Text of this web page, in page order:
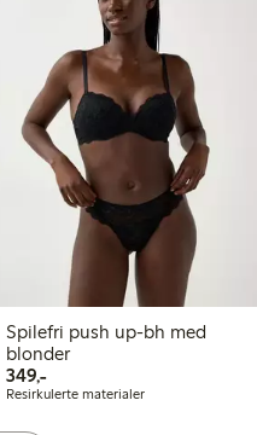
Spilefri push up-bh med
blonder
349,-349,00 kr
Resirkulerte materialer